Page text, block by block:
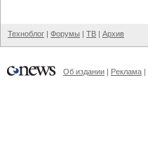
Техноблог | Форумы | ТВ | Архив
Об издании | Реклама |